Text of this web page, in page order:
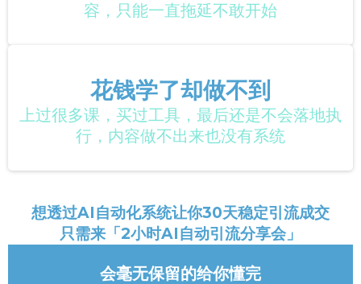
容，只能一直拖延不敢开始
花钱学了却做不到
上过很多课，买过工具，最后还是不会落地执
行，内容做不出来也没有系统
想透过AI自动化系统让你30天稳定引流成交
只需来「2小时AI自动引流分享会」
会毫无保留的给你懂完